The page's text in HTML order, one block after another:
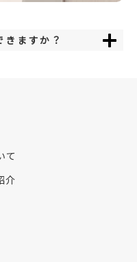
ますか？
て
介